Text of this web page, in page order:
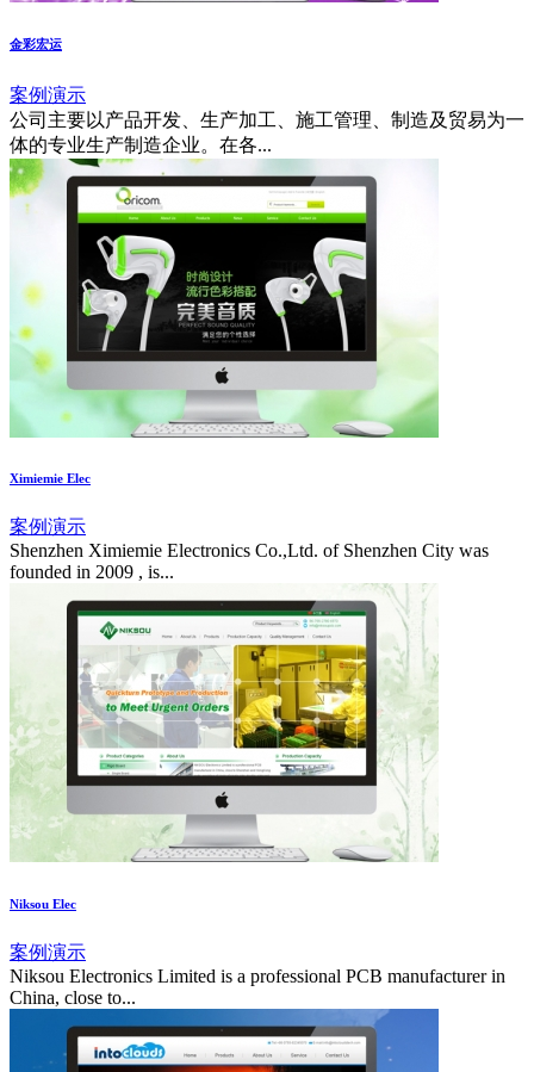
金彩宏运
案例演示
公司主要以产品开发、生产加工、施工管理、制造及贸易为一
体的专业生产制造企业。在各...
Ximiemie Elec
案例演示
Shenzhen Ximiemie Electronics Co.,Ltd. of Shenzhen City was
founded in 2009 , is...
Niksou Elec
案例演示
Niksou Electronics Limited is a professional PCB manufacturer in
China, close to...